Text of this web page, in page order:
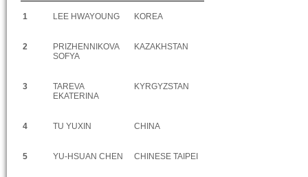
1 LEE HWAYOUNG KOREA
2
PRIZHENNIKOVA
SOFYA
KAZAKHSTAN
3
TAREVA
EKATERINA
KYRGYZSTAN
4 TU YUXIN CHINA
5 YU-HSUAN CHEN CHINESE TAIPEI